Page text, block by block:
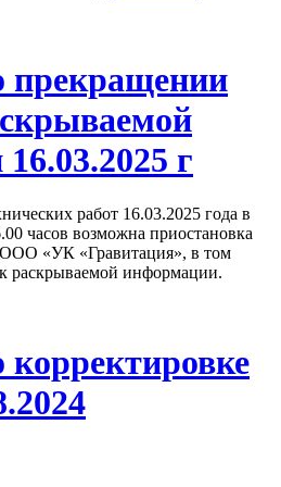
прекращении
г
работ 16.03.2025 года в
часов возможна приостановка
«УК «Гравитация», в том
к раскрываемой информации.